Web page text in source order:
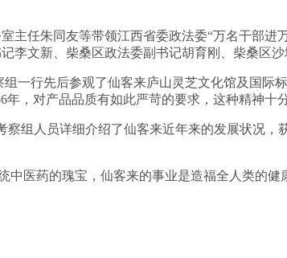
主任朱同友等带领江西省委政法委“万名干部
李文新、柴桑区政法委副书记胡育刚、柴桑区
一行先后参观了仙客来庐山灵芝文化馆及国际
，对产品品质有如此严苛的要求，这种精神十
组人员详细介绍了仙客来近年来的发展状况，
医药的瑰宝，仙客来的事业是造福全人类的